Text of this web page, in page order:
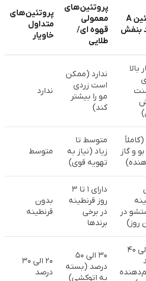
پروتئین A
بنفش
پروتئین‌های
معمولی
قهوه ای/
طلایی
پروتئین‌های
متداول
خاویار
بالا
ندارد (ممکن
است زردی
مو را بیشتر
کند)
ندارد
و گاز
متوسط تا
زیاد (نیاز به
تهویه قوی)
متوسط
در
روز)
دارای ۱ تا ۳
روز قرنطینه
در برخی
برندها
بدون
قرنطینه
۳۵ الی ۴۰
۳۰ الی ۵۰
درصد (بسته
به اتوکشی)
۲۰ الی ۳۰
درصد